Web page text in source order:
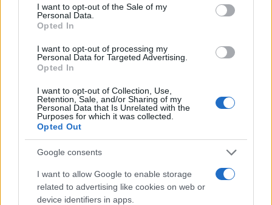
consent section.
I want to opt-out of the Sale of my
Personal Data.
Opted In
I want to opt-out of processing my
Personal Data for Targeted Advertising.
Opted In
I want to opt-out of Collection, Use,
Retention, Sale, and/or Sharing of my
Personal Data that Is Unrelated with the
Purposes for which it was collected.
Opted Out
Google consents
I want to allow Google to enable storage
related to advertising like cookies on web or
device identifiers in apps.
δημόσια υγεία.